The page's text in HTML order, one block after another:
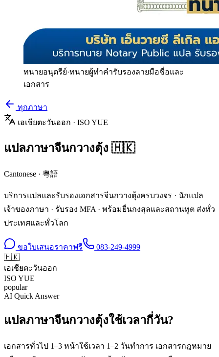
ทนายอนุตรีย์·ทนายผู้ทำคำรับรองลายมือชื่อและ
เอกสาร
ทุกภาษา
เอเชียตะวันออก · ISO YUE
แปลภาษาจีนกวางตุ้ง 🇭🇰
Cantonese · 粵語
บริการแปลและรับรองเอกสารจีนกวางตุ้งครบวงจร · นักแปล
เจ้าของภาษา · รับรอง MFA · พร้อมยื่นกงสุลและสถานทูต ส่งทั่ว
ประเทศและทั่วโลก
ขอใบเสนอราคาฟรี
083-249-4999
🇭🇰
เอเชียตะวันออก
ISO YUE
popular
AI Quick Answer
แปลภาษาจีนกวางตุ้งใช้เวลากี่วัน?
เอกสารทั่วไป 1–3 หน้าใช้เวลา 1–2 วันทำการ เอกสารกฎหมาย